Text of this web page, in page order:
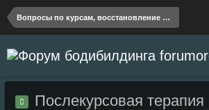
Вопросы по курсам, восстановление (ПКТ)
Послекурсовая терапия